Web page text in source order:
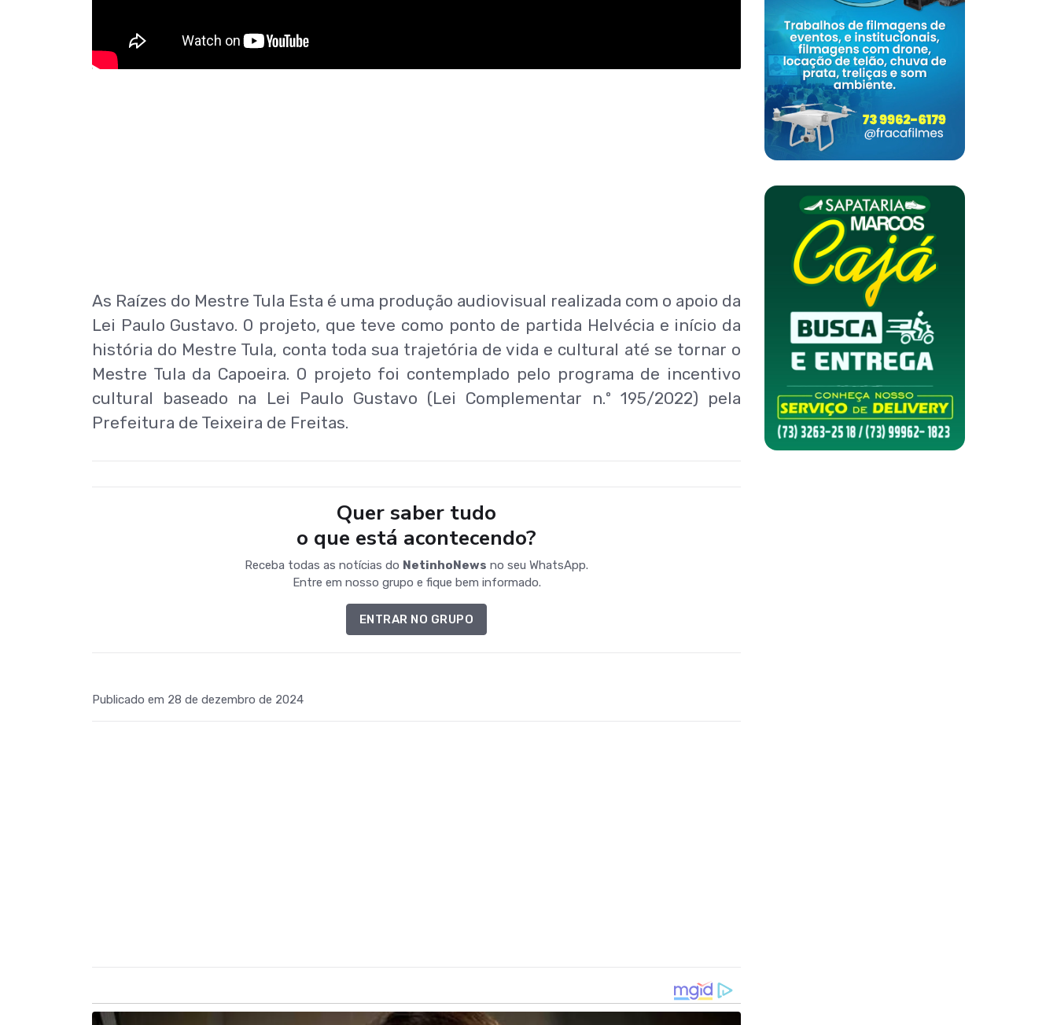
As Raízes do Mestre Tula Esta é uma produção audiovisual realizada com o apoio da
Lei Paulo Gustavo. O projeto, que teve como ponto de partida Helvécia e início da
história do Mestre Tula, conta toda sua trajetória de vida e cultural até se tornar o
Mestre Tula da Capoeira. O projeto foi contemplado pelo programa de incentivo
cultural baseado na Lei Paulo Gustavo (Lei Complementar n.º 195/2022) pela
Prefeitura de Teixeira de Freitas.
Quer saber tudo
o que está acontecendo?
Receba todas as notícias do NetinhoNews no seu WhatsApp.
Entre em nosso grupo e fique bem informado.
ENTRAR NO GRUPO
Publicado em 28 de dezembro de 2024